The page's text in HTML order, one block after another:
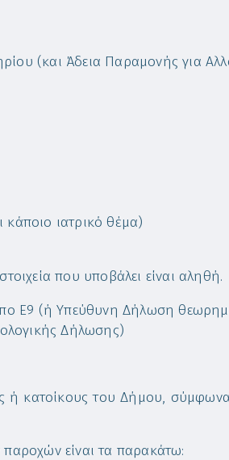
(και Άδεια Παραμονής για
ιατρικό θέμα)
που υποβάλει είναι αληθή.
Ε9 (ή Υπεύθυνη Δήλωση
Δήλωσης)
ή κατοίκους του Δήμου,
είναι τα παρακάτω: